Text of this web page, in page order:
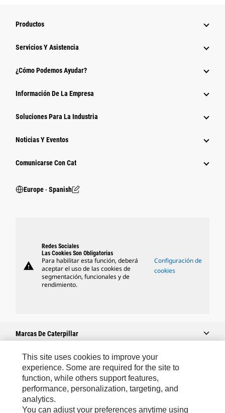
Productos
Servicios Y Asistencia
¿Cómo Podemos Ayudar?
Información De La Empresa
Soluciones Para La Industria
Noticias Y Eventos
Comunicarse Con Cat
Europe ‧ Spanish
warning
Redes Sociales
Las Cookies Son Obligatorias
Para habilitar esta función, deberá
aceptar el uso de las cookies de
segmentación, funcionales y de
rendimiento.
Configuración de
cookies
Marcas De Caterpillar
Caterpillar.com
Contacto Caterpillar
Mis Preferencias De Marketing
This site uses cookies to improve your
experience. Some are required for the site to
function, while others support features,
performance, personalization, targeting, and
analytics.
You can adjust your preferences anytime using